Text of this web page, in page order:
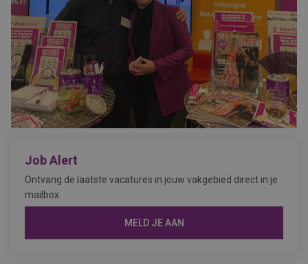
Job Alert
Ontvang de laatste vacatures in jouw vakgebied direct in je
mailbox.
MELD JE AAN